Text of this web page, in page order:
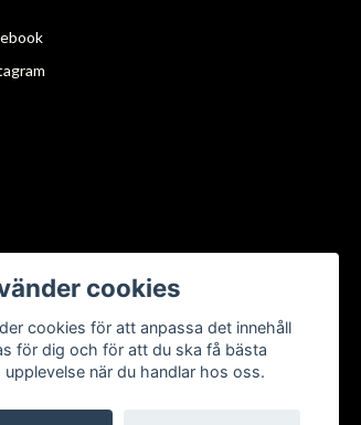
cookies
cookies för att anpassa det innehåll
för dig och för att du ska få bästa
upplevelse när du handlar hos oss.